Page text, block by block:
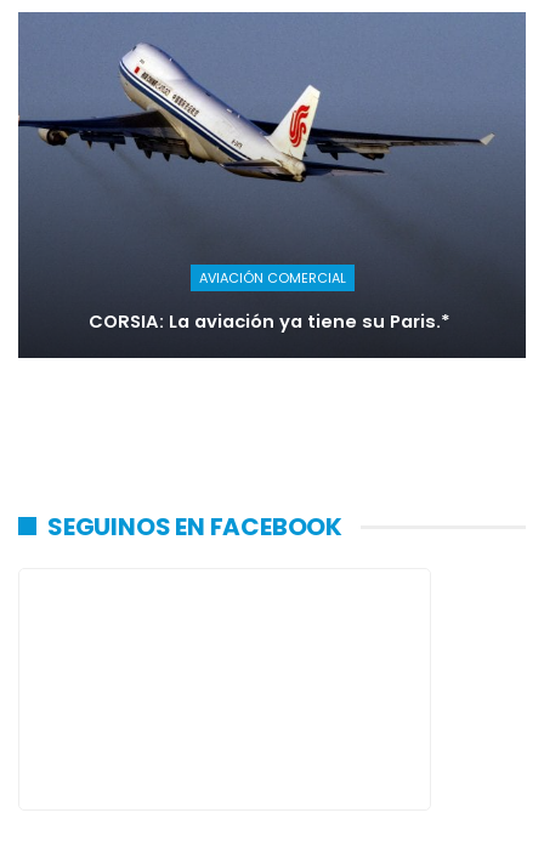
AVIACIÓN COMERCIAL
CORSIA: La aviación ya tiene su Paris.*
SEGUINOS EN FACEBOOK